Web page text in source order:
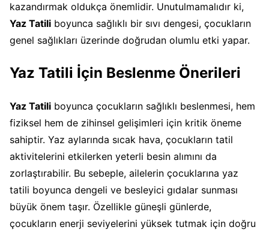
kazandırmak oldukça önemlidir. Unutulmamalıdır ki,
Yaz Tatili boyunca sağlıklı bir sıvı dengesi, çocukların
genel sağlıkları üzerinde doğrudan olumlu etki yapar.
Yaz Tatili İçin Beslenme Önerileri
Yaz Tatili boyunca çocukların sağlıklı beslenmesi, hem
fiziksel hem de zihinsel gelişimleri için kritik öneme
sahiptir. Yaz aylarında sıcak hava, çocukların tatil
aktivitelerini etkilerken yeterli besin alımını da
zorlaştırabilir. Bu sebeple, ailelerin çocuklarına yaz
tatili boyunca dengeli ve besleyici gıdalar sunması
büyük önem taşır. Özellikle güneşli günlerde,
çocukların enerji seviyelerini yüksek tutmak için doğru